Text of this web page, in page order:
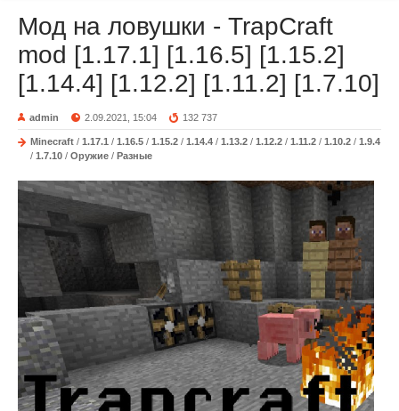
Мод на ловушки - TrapCraft
mod [1.17.1] [1.16.5] [1.15.2]
[1.14.4] [1.12.2] [1.11.2] [1.7.10]
admin 2.09.2021, 15:04 132 737
Minecraft / 1.17.1 / 1.16.5 / 1.15.2 / 1.14.4 / 1.13.2 / 1.12.2 / 1.11.2 / 1.10.2 / 1.9.4
/ 1.7.10 / Оружие / Разные